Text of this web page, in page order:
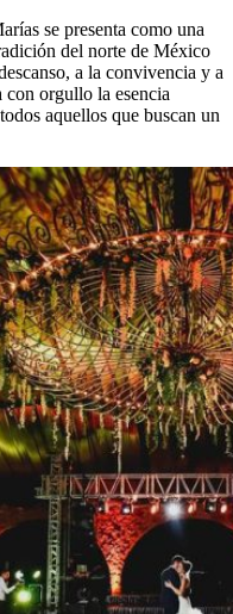
se presenta como una
del norte de México
a la convivencia y a
con orgullo la esencia
aquellos que buscan un